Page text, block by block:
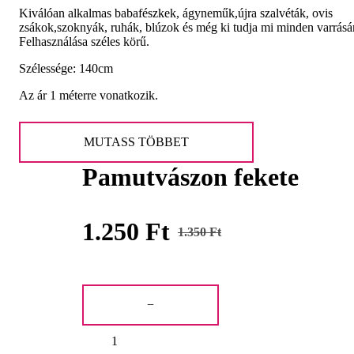
Kiválóan alkalmas babafészkek, ágyneműk,újra szalvéták, ovis
zsákok,szoknyák, ruhák, blúzok és még ki tudja mi minden
Felhasználása széles körű.
Szélessége: 140cm
Az ár 1 méterre vonatkozik.
MUTASS TÖBBET
Pamutvászon fekete
1.350Ft
Original
1.350 Ft.
1.250 Ft
Current
1.250 Ft.
Pamutvászon
−